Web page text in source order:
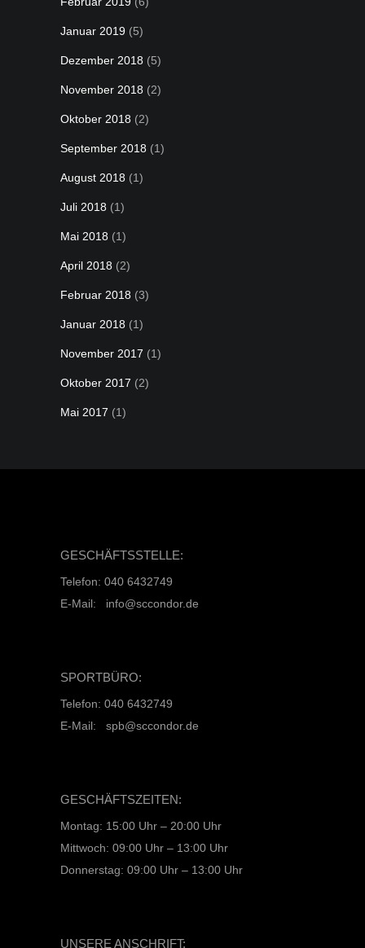
Januar 2019 (5)
Dezember 2018 (5)
November 2018 (2)
Oktober 2018 (2)
September 2018 (1)
August 2018 (1)
Juli 2018 (1)
Mai 2018 (1)
April 2018 (2)
Februar 2018 (3)
Januar 2018 (1)
November 2017 (1)
Oktober 2017 (2)
Mai 2017 (1)
GESCHÄFTSSTELLE:
Telefon: 040 6432749
E-Mail: info@sccondor.de
SPORTBÜRO:
Telefon: 040 6432749
E-Mail: spb@sccondor.de
GESCHÄFTSZEITEN:
Montag: 15:00 Uhr – 20:00 Uhr
Mittwoch: 09:00 Uhr – 13:00 Uhr
Donnerstag: 09:00 Uhr – 13:00 Uhr
UNSERE ANSCHRIFT: